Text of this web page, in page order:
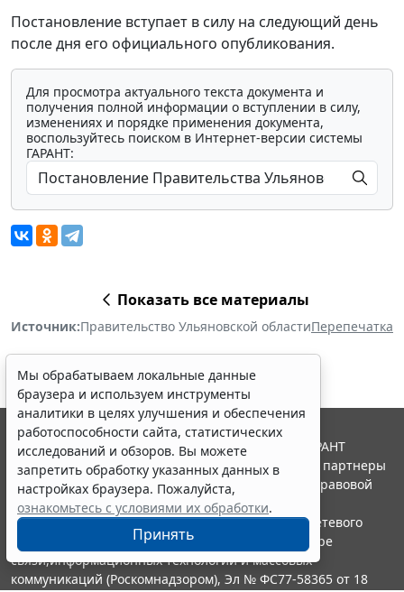
Постановление вступает в силу на следующий день
после дня его официального опубликования.
Для просмотра актуального текста документа и
получения полной информации о вступлении в силу,
изменениях и порядке применения документа,
воспользуйтесь поиском в Интернет-версии системы
ГАРАНТ:
Показать все материалы
Источник:Правительство Ульяновской областиПерепечатка
Мы обрабатываем локальные данные
браузера и используем инструменты
аналитики в целях улучшения и обеспечения
работоспособности сайта, статистических
исследований и обзоров. Вы можете
запретить обработку указанных данных в
настройках браузера. Пожалуйста,
ознакомьтесь с условиями их обработки.
Принять
© ООО "НПП "ГАРАНТ-СЕРВИС", 2026. Система ГАРАНТ
выпускается с 1990 года. Компания "Гарант" и ее партнеры
являются участниками Российской ассоциации правовой
информации ГАРАНТ.
Портал ГАРАНТ.РУ зарегистрирован в качестве сетевого
издания Федеральной службой по надзору в сфере
связи,информационных технологий и массовых
коммуникаций (Роскомнадзором), Эл № ФС77-58365 от 18